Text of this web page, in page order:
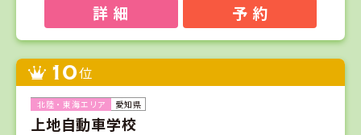
詳 細 予 約
10位
愛知県
上地自動車学校